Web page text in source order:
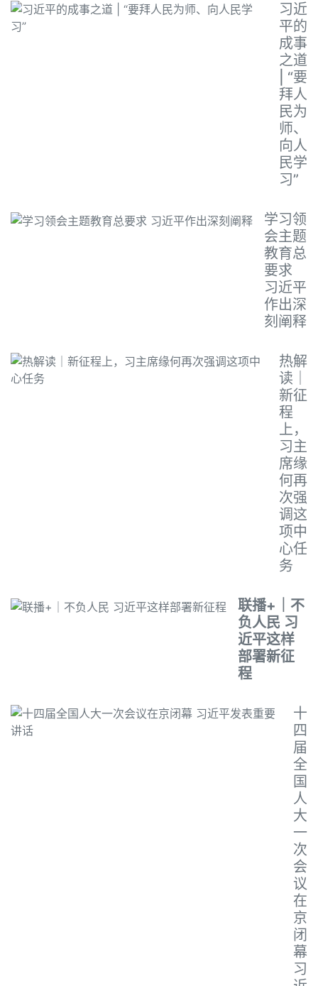
习近
平的
成事
之道
| “要
拜人
民为
师、
向人
民学
习”
学习领
会主题
教育总
要求
习近平
作出深
刻阐释
热解
读｜
新征
程
上，
习主
席缘
何再
次强
调这
项中
心任
务
联播+｜不
负人民 习
近平这样
部署新征
程
十
四
届
全
国
人
大
一
次
会
议
在
京
闭
幕
习